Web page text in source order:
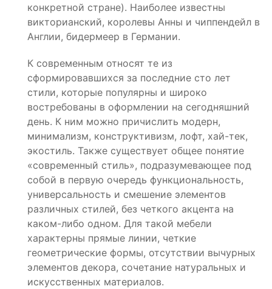
конкретной стране). Наиболее известны
викторианский, королевы Анны и чиппендейл в
Англии, бидермеер в Германии.
К современным относят те из
сформировавшихся за последние сто лет
стили, которые популярны и широко
востребованы в оформлении на сегодняшний
день. К ним можно причислить модерн,
минимализм, конструктивизм, лофт, хай-тек,
экостиль. Также существует общее понятие
«современный стиль», подразумевающее под
собой в первую очередь функциональность,
универсальность и смешение элементов
различных стилей, без четкого акцента на
каком-либо одном. Для такой мебели
характерны прямые линии, четкие
геометрические формы, отсутствии вычурных
элементов декора, сочетание натуральных и
искусственных материалов.